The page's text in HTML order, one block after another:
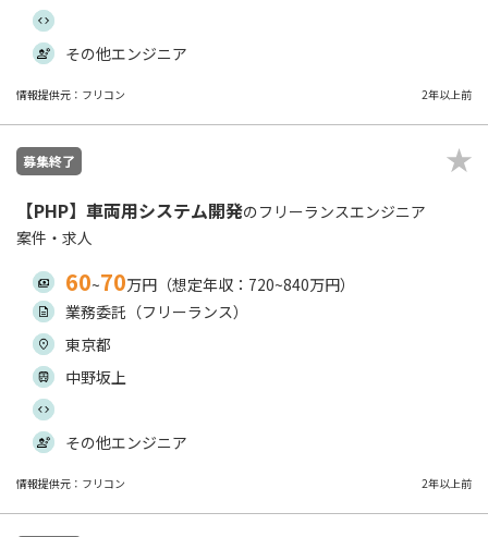
その他エンジニア
情報提供元：フリコン 2年以上前
募集終了
【PHP】車両用システム開発のフリーランスエンジニア
案件・求人
60~70万円（想定年収：720~840万円）
業務委託（フリーランス）
東京都
中野坂上
その他エンジニア
情報提供元：フリコン 2年以上前